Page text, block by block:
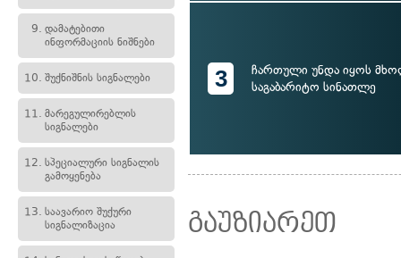
9. დამატებითი
ინფორმაციის ნიშნები
10. შუქნიშნის სიგნალები
11. მარეგულირებლის
სიგნალები
12. სპეციალური სიგნალის
გამოყენება
13. საავარიო შუქური
სიგნალიზაცია
3
ჩართული უნდა იყოს
საგაბარიტო სინათლე
გაუზიარეთ